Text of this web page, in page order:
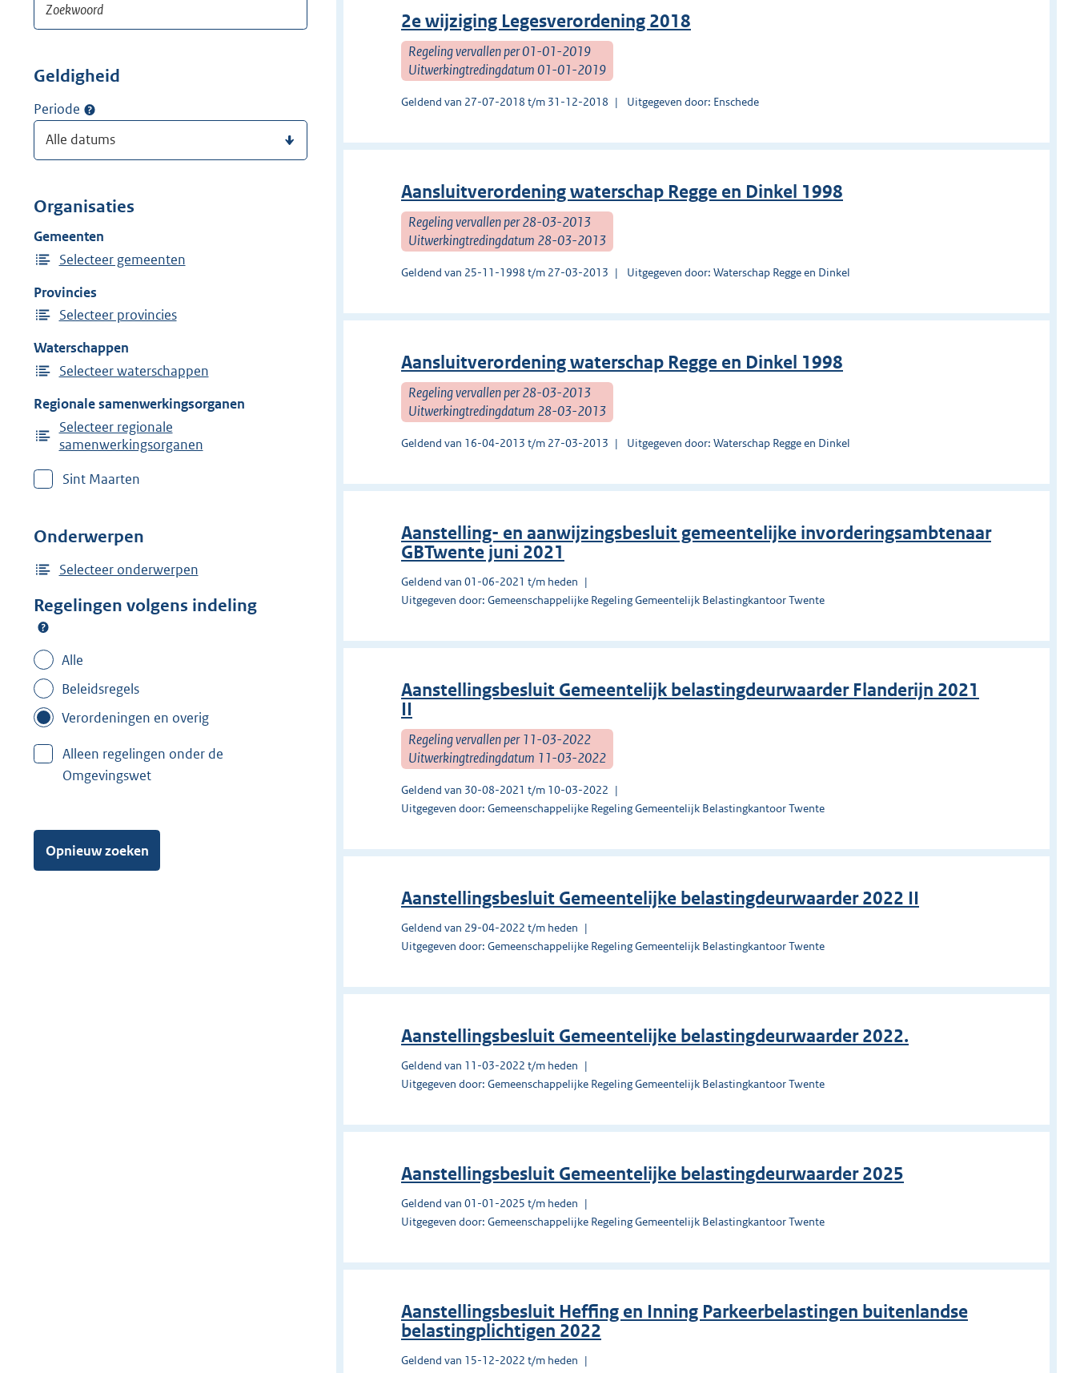
Geldigheid
Periode
Organisaties
Gemeenten
Selecteer gemeenten
Provincies
Selecteer provincies
Waterschappen
Selecteer waterschappen
Regionale samenwerkingsorganen
Selecteer regionale
samenwerkingsorganen
Sint Maarten
Onderwerpen
Selecteer onderwerpen
Regelingen volgens indeling
Alle
Beleidsregels
Verordeningen en overig
Alleen regelingen onder de
Omgevingswet
Opnieuw zoeken
2e wijziging Legesverordening 2018
Regeling vervallen per 01-01-2019
Uitwerkingtredingdatum 01-01-2019
Geldend van 27-07-2018 t/m 31-12-2018 Uitgegeven door: Enschede
Aansluitverordening waterschap Regge en Dinkel 1998
Regeling vervallen per 28-03-2013
Uitwerkingtredingdatum 28-03-2013
Geldend van 25-11-1998 t/m 27-03-2013 Uitgegeven door: Waterschap Regge en Dinkel
Aansluitverordening waterschap Regge en Dinkel 1998
Regeling vervallen per 28-03-2013
Uitwerkingtredingdatum 28-03-2013
Geldend van 16-04-2013 t/m 27-03-2013 Uitgegeven door: Waterschap Regge en Dinkel
Aanstelling- en aanwijzingsbesluit gemeentelijke invorderingsambtenaar
GBTwente juni 2021
Geldend van 01-06-2021 t/m heden
Uitgegeven door: Gemeenschappelijke Regeling Gemeentelijk Belastingkantoor Twente
Aanstellingsbesluit Gemeentelijk belastingdeurwaarder Flanderijn 2021
II
Regeling vervallen per 11-03-2022
Uitwerkingtredingdatum 11-03-2022
Geldend van 30-08-2021 t/m 10-03-2022
Uitgegeven door: Gemeenschappelijke Regeling Gemeentelijk Belastingkantoor Twente
Aanstellingsbesluit Gemeentelijke belastingdeurwaarder 2022 II
Geldend van 29-04-2022 t/m heden
Uitgegeven door: Gemeenschappelijke Regeling Gemeentelijk Belastingkantoor Twente
Aanstellingsbesluit Gemeentelijke belastingdeurwaarder 2022.
Geldend van 11-03-2022 t/m heden
Uitgegeven door: Gemeenschappelijke Regeling Gemeentelijk Belastingkantoor Twente
Aanstellingsbesluit Gemeentelijke belastingdeurwaarder 2025
Geldend van 01-01-2025 t/m heden
Uitgegeven door: Gemeenschappelijke Regeling Gemeentelijk Belastingkantoor Twente
Aanstellingsbesluit Heffing en Inning Parkeerbelastingen buitenlandse
belastingplichtigen 2022
Geldend van 15-12-2022 t/m heden